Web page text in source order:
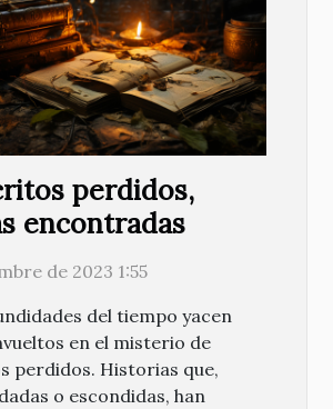
perdidos,
encontradas
de 2023 1:55
del tiempo yacen
en el misterio de
perdidos. Historias que,
o escondidas, han